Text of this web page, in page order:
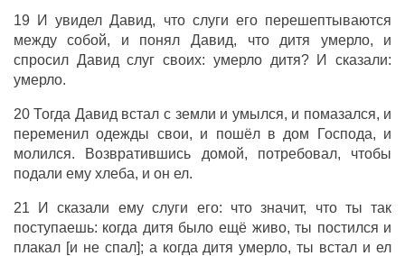
19 И увидел Давид, что слуги его перешептываются
между собой, и понял Давид, что дитя умерло, и
спросил Давид слуг своих: умерло дитя? И сказали:
умерло.
20 Тогда Давид встал с земли и умылся, и помазался, и
переменил одежды свои, и пошёл в дом Господа, и
молился. Возвратившись домой, потребовал, чтобы
подали ему хлеба, и он ел.
21 И сказали ему слуги его: что значит, что ты так
поступаешь: когда дитя было ещё живо, ты постился и
плакал [и не спал]; а когда дитя умерло, ты встал и ел